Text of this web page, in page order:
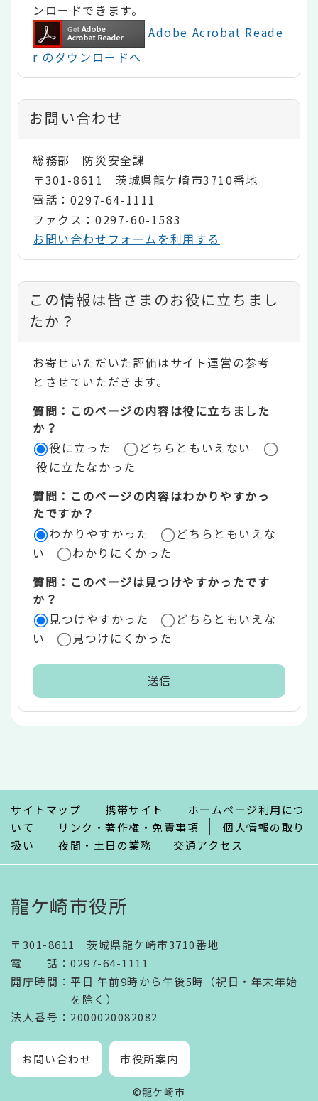
ンロードできます。
Adobe Acrobat Reade
r のダウンロードへ
お問い合わせ
総務部 防災安全課
〒301-8611 茨城県龍ケ崎市3710番地
電話：0297-64-1111
ファクス：0297-60-1583
お問い合わせフォームを利用する
コ
ン
テ
ン
ツ
評
価
リ
ア
この情報は皆さまのお役に立ちまし
たか？
お寄せいただいた評価はサイト運営の参考
とさせていただきます。
質問：このページの内容は役に立ちました
か？
役に立った
どちらともいえない
役に立たなかった
質問：このページの内容はわかりやすかっ
たですか？
わかりやすかった
どちらともいえな
い
わかりにくかった
質問：このページは見つけやすかったです
か？
見つけやすかった
どちらともいえな
い
見つけにくかった
で
サイトマップ 携帯サイト
ホームページ利用につ
いて
リンク・著作権・免責事項
個人情報の取り
扱い
夜間・土日の業務 交通アクセス
龍ケ崎市役所
〒301-8611 茨城県龍ケ崎市3710番地
電話 ： 0297-64-1111
開庁時間 ： 平日 午前9時から午後5時（祝日・年末年始
を除く）
法人番号 ：2000020082082
お問い合わせ 市役所案内
©龍ケ崎市